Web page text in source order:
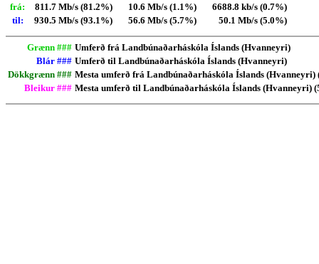
frá:
811.7 Mb/s (81.2%) 10.6 Mb/s (1.1%)
6688.8 kb/s (0.7%)
til:
930.5 Mb/s (93.1%) 56.6 Mb/s (5.7%) 50.1 Mb/s (5.0%)
Grænn ### Umferð frá Landbúnaðarháskóla Íslands (Hvanneyri)
Blár ### Umferð til Landbúnaðarháskóla Íslands (Hvanneyri)
Dökkgrænn ### Mesta umferð frá Landbúnaðarháskóla Íslands (Hvanneyri)
Bleikur ### Mesta umferð til Landbúnaðarháskóla Íslands (Hvanneyri)